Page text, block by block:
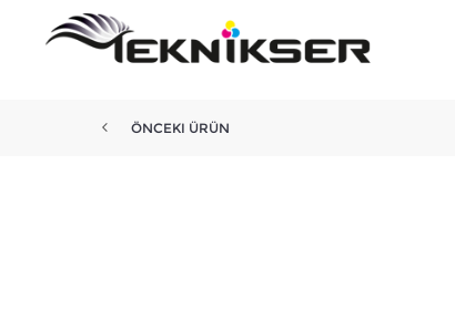
ÖNCEKI ÜRÜN